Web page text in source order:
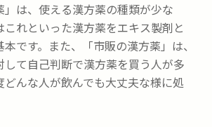
」は、使える漢方薬の種類が少な
これといった漢方薬をエキス製剤と
です。また、「市販の漢方薬」は、
して自己判断で漢方薬を買う人が多
どんな人が飲んでも大丈夫な様に処